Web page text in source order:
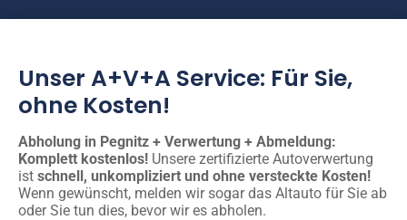
Unser A+V+A Service: Für Sie,
ohne Kosten!
Abholung in Pegnitz + Verwertung + Abmeldung:
Komplett kostenlos! Unsere zertifizierte Autoverwertung
ist schnell, unkompliziert und ohne versteckte Kosten!
Wenn gewünscht, melden wir sogar das Altauto für Sie ab
oder Sie tun dies, bevor wir es abholen.